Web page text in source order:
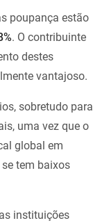
poupança estão
. O contribuinte
destes
vantajoso.
sobretudo para
uma vez que o
global em
tem baixos
instituições